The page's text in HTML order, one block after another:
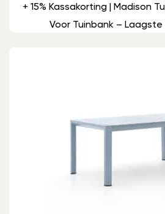
+ 15% Kassakorting | Madison
Voor Tuinbank –